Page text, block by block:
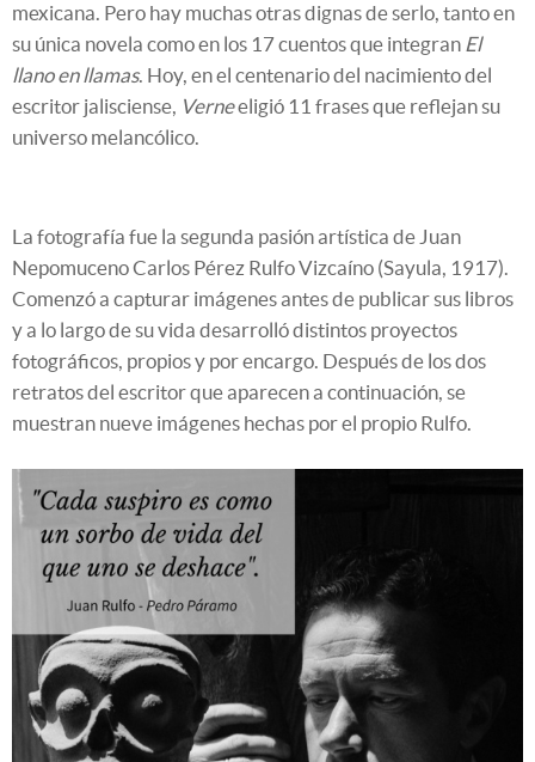
mexicana. Pero hay muchas otras dignas de serlo, tanto en
su única novela como en los 17 cuentos que integran El
llano en llamas. Hoy, en el centenario del nacimiento del
escritor jalisciense, Verneeligió 11 frases que reflejan su
universo melancólico.
La fotografía fue la segunda pasión artística de Juan
Nepomuceno Carlos Pérez Rulfo Vizcaíno (Sayula, 1917).
Comenzó a capturar imágenes antes de publicar sus libros
y a lo largo de su vida desarrolló distintos proyectos
fotográficos, propios y por encargo. Después de los dos
retratos del escritor que aparecen a continuación, se
muestran nueve imágenes hechas por el propio Rulfo.